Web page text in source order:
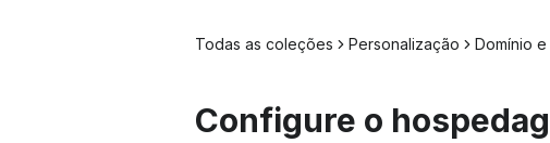
Todas as coleções Personalização Domínio
Configure o